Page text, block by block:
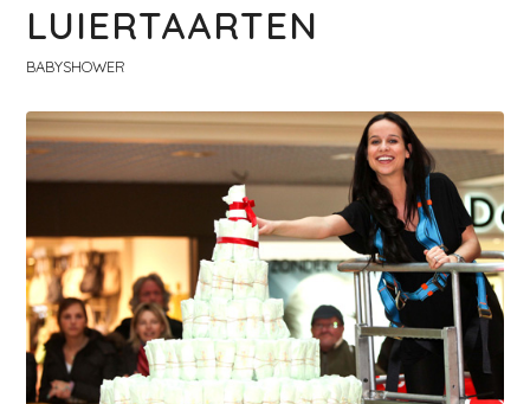
LUIERTAARTEN
BABYSHOWER